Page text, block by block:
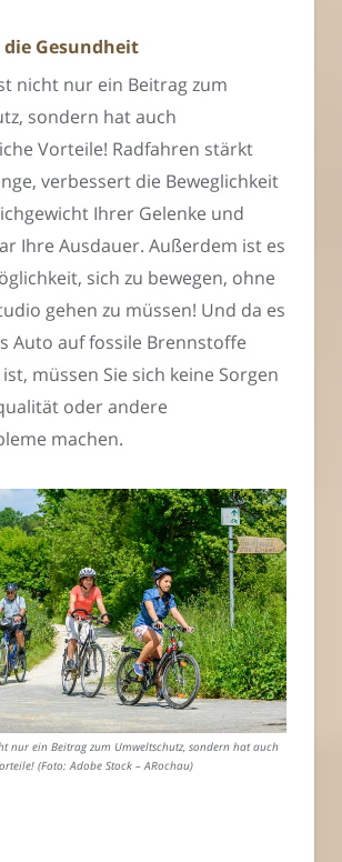
Gesundheit
nicht nur ein Beitrag zum
sondern hat auch
Vorteile! Radfahren stärkt
verbessert die Beweglichkeit
Ihrer Gelenke und
Ihre Ausdauer. Außerdem ist es
sich zu bewegen, ohne
gehen zu müssen! Und da es
Auto auf fossile Brennstoffe
müssen Sie sich keine Sorgen
oder andere
machen.
nur ein Beitrag zum Umweltschutz, sondern hat auch
(Foto: Adobe Stock – ARochau)